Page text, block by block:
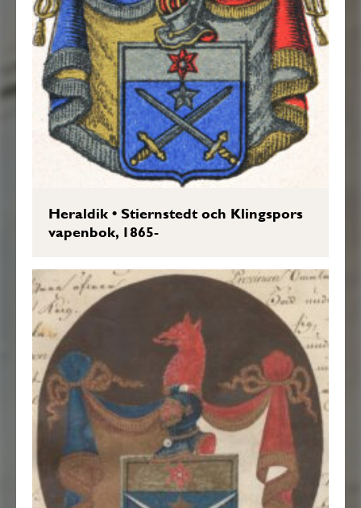
Heraldik•Stiernstedt och Klingspors
vapenbok, 1865-